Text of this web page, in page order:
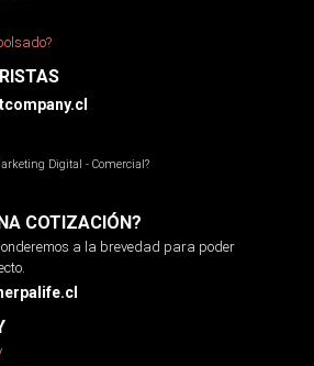
Digital - Comercial?
COTIZACIÓN?
a la brevedad para poder